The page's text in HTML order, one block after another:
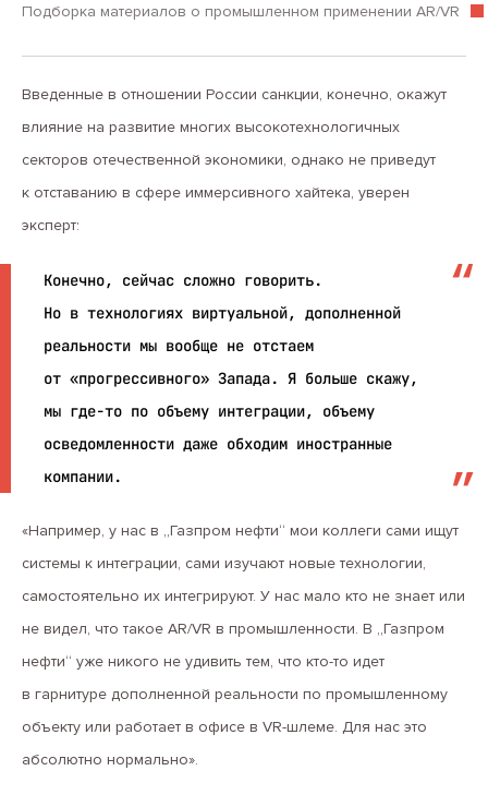
Подборка материалов о промышленном применении AR/VR
Введенные в отношении России санкции, конечно, окажут
влияние на развитие многих высокотехнологичных
секторов отечественной экономики, однако не приведут
к отставанию в сфере иммерсивного хайтека, уверен
эксперт:
Конечно, сейчас сложно говорить.
Но в технологиях виртуальной, дополненной
реальности мы вообще не отстаем
от «прогрессивного» Запада. Я больше скажу,
мы где-то по объему интеграции, объему
осведомленности даже обходим иностранные
компании.
«Например, у нас в „Газпром нефти“ мои коллеги сами ищут
системы к интеграции, сами изучают новые технологии,
самостоятельно их интегрируют. У нас мало кто не знает или
не видел, что такое AR/VR в промышленности. В „Газпром
нефти“ уже никого не удивить тем, что кто-то идет
в гарнитуре дополненной реальности по промышленному
объекту или работает в офисе в VR-шлеме. Для нас это
абсолютно нормально».